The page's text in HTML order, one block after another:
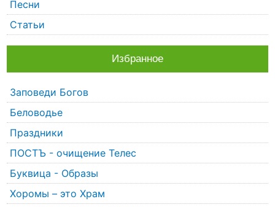
Песни
Статьи
Избранное
Заповеди Богов
Беловодье
Праздники
ПОСТЪ - очищение Телес
Буквица - Образы
Хоромы – это Храм